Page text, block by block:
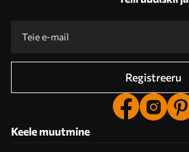
Registreeru
Keele muutmine